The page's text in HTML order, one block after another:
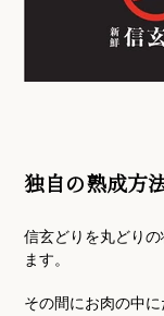
独自の熟成方
信玄どりを丸どり
ます。
その間にお肉の中